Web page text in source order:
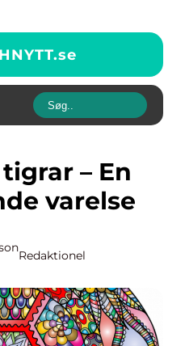
se
varelse
Redaktionel